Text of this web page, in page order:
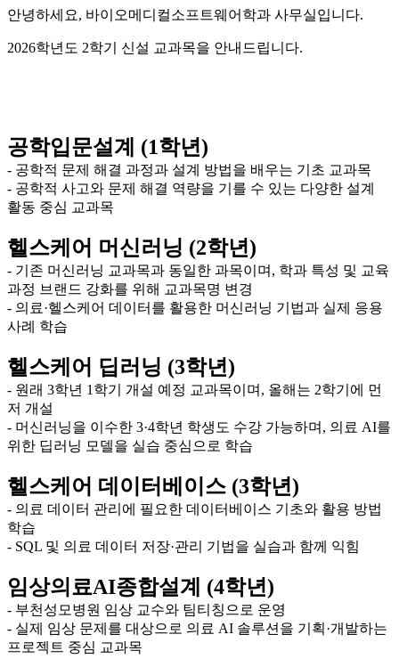
안녕하세요, 바이오메디컬소프트웨어학과 사무실입니다.
2026학년도 2학기 신설 교과목을 안내드립니다.
공학입문설계 (1학년)
- 공학적 문제 해결 과정과 설계 방법을 배우는 기초 교과목
- 공학적 사고와 문제 해결 역량을 기를 수 있는 다양한 설계
활동 중심 교과목
헬스케어 머신러닝 (2학년)
- 기존 머신러닝 교과목과 동일한 과목이며, 학과 특성 및 교육
과정 브랜드 강화를 위해 교과목명 변경
- 의료·헬스케어 데이터를 활용한 머신러닝 기법과 실제 응용
사례 학습
헬스케어 딥러닝 (3학년)
- 원래 3학년 1학기 개설 예정 교과목이며, 올해는 2학기에 먼
저 개설
- 머신러닝을 이수한 3·4학년 학생도 수강 가능하며, 의료 AI를
위한 딥러닝 모델을 실습 중심으로 학습
헬스케어 데이터베이스 (3학년)
- 의료 데이터 관리에 필요한 데이터베이스 기초와 활용 방법
학습
- SQL 및 의료 데이터 저장·관리 기법을 실습과 함께 익힘
임상의료AI종합설계 (4학년)
- 부천성모병원 임상 교수와 팀티칭으로 운영
- 실제 임상 문제를 대상으로 의료 AI 솔루션을 기획·개발하는
프로젝트 중심 교과목